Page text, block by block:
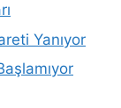
Yanıyor